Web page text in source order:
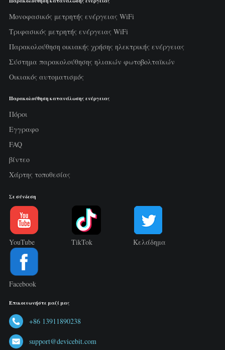
Μονοφασικός μετρητής ενέργειας WiFi
Τριφασικός μετρητής ενέργειας WiFi
Παρακολούθηση οικιακής χρήσης ηλεκτρικής ενέργειας
Σύστημα παρακολούθησης ηλιακών φωτοβολταϊκών
Οικιακός αυτοματισμός
Παρακολούθηση κατανάλωσης ενέργειας
Πόροι
Εγγραφο
FAQ
βίντεο
Χάρτης τοποθεσίας
Σε σύνδεση
YouTube TikTok Κελάδημα
Facebook
Επικοινωνήστε μαζί μας
+86 13911890238
support@devicebit.com